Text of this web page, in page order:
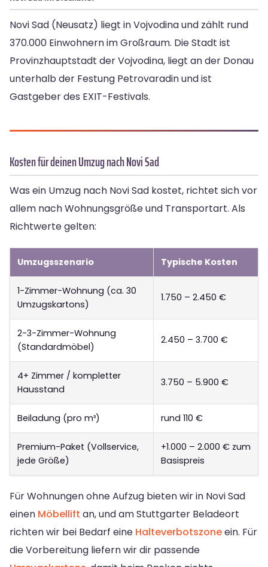
Novi Sad (Neusatz) liegt in Vojvodina und zählt rund
370.000 Einwohnern im Großraum. Die Stadt ist
Provinzhauptstadt der Vojvodina, liegt an der Donau
unterhalb der Festung Petrovaradin und ist
Gastgeber des EXIT-Festivals.
Kosten für deinen Umzug nach Novi Sad
Was ein Umzug nach Novi Sad kostet, richtet sich vor
allem nach Wohnungsgröße und Transportart. Als
Richtwerte gelten:
Umzugsszenario Typische Kosten
1-Zimmer-Wohnung (ca. 30
Umzugskartons)
1.750 – 2.450 €
2-3-Zimmer-Wohnung
(Standardmöbel)
2.450 – 3.700 €
4+ Zimmer / kompletter
Hausstand
3.750 – 5.900 €
Beiladung (pro m³) rund 110 €
Premium-Paket (Vollservice,
jede Größe)
+1.000 – 2.000 € zum
Basispreis
Für Wohnungen ohne Aufzug bieten wir in Novi Sad
einen Möbellift an, und am Stuttgarter Beladeort
richten wir bei Bedarf eine Halteverbotszoneein. Für
die Vorbereitung liefern wir dir passende